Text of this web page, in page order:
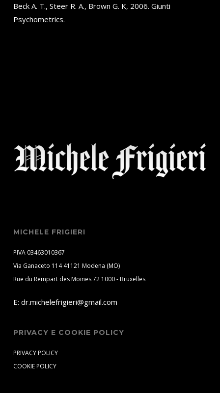
Beck A. T., Steer R. A., Brown G. K, 2006. Giunti
Psychometrics.
MICHELE FRIGIERI
PIVA 03463010367
Via Ganaceto 114 41121 Modena (MO)
Rue du Rempart des Moines 72 1000 - Bruxelles
E: dr.michelefrigieri@gmail.com
PRIVACY E COOKIE POLICY
PRIVACY POLICY
COOKIE POLICY